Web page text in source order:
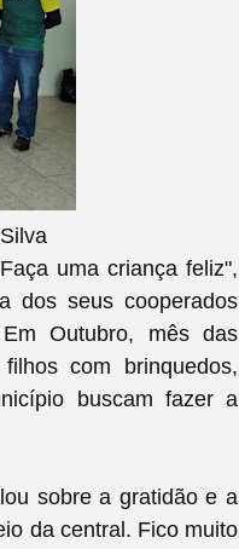
uma criança feliz",
dos seus cooperados
EmOutubro, mês das
com brinquedos,
buscam fazer a
sobre a gratidão e a
da central. Fico muito